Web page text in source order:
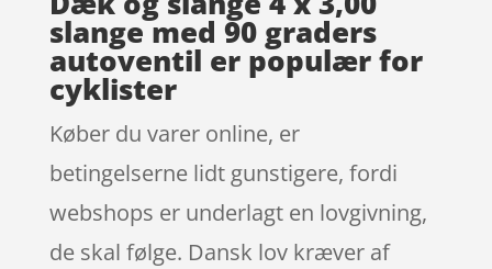
slange med 90 graders
autoventil er populær for
cyklister
Køber du varer online, er
betingelserne lidt gunstigere, fordi
webshops er underlagt en lovgivning,
de skal følge. Dansk lov kræver af